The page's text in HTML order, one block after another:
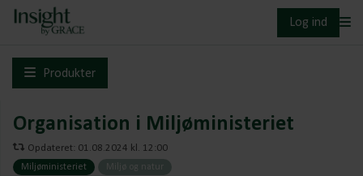
Log ind
Produkter
Organisation i Miljøministeriet
Opdateret: 01.08.2024 kl. 12:00
Miljøministeriet Miljø og natur